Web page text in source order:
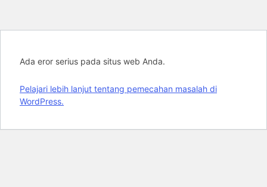
Ada eror serius pada situs web Anda.
Pelajari lebih lanjut tentang pemecahan masalah di
WordPress.